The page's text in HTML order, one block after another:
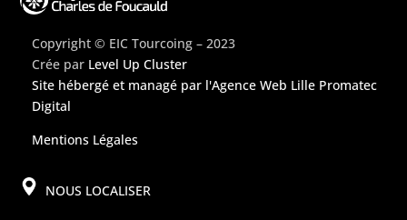
Copyright © EIC Tourcoing – 2023
Crée par Level Up Cluster
Site hébergé et managé par l'Agence Web Lille Promatec
Digital
Mentions Légales
NOUS LOCALISER